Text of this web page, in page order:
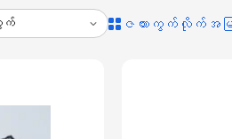
ဇယားကွက်လိုက်အမ